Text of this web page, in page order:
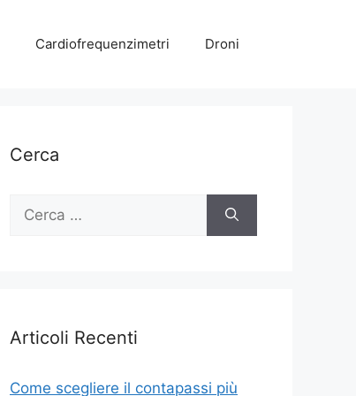
Cardiofrequenzimetri Droni
Cerca
Ricerca
Articoli Recenti
Come scegliere il contapassi più